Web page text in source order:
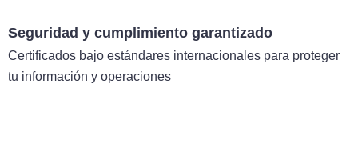
Seguridad y cumplimiento garantizado
Certificados bajo estándares internacionales para proteger
tu información y operaciones